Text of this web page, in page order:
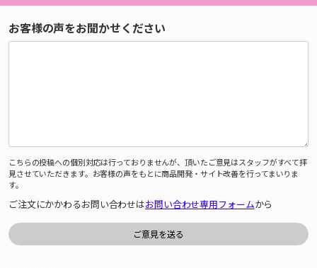
お客様の声をお聞かせください
こちらの投稿への個別対応は行っておりませんが、頂いたご意見はスタッフがすべて拝
見させていただきます。お客様の声をもとに商品開発・サイト改善を行ってまいりま
す。
ご注文にかかわるお問い合わせはお問い合わせ専用フォームから